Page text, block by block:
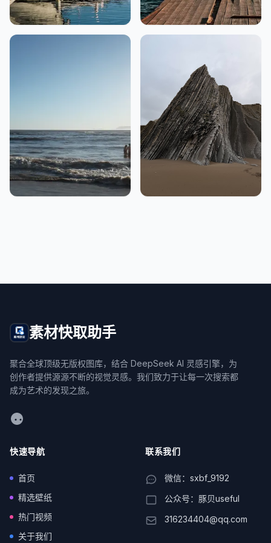
素材快取助手
聚合全球顶级无版权图库，结合 DeepSeek AI 灵感引擎，为
创作者提供源源不断的视觉灵感。我们致力于让每一次搜索都
成为艺术的发现之旅。
WeChat
快速导航
首页
精选壁纸
热门视频
关于我们
联系我们
微信：sxbf_9192
公众号：豚贝useful
316234404@qq.com